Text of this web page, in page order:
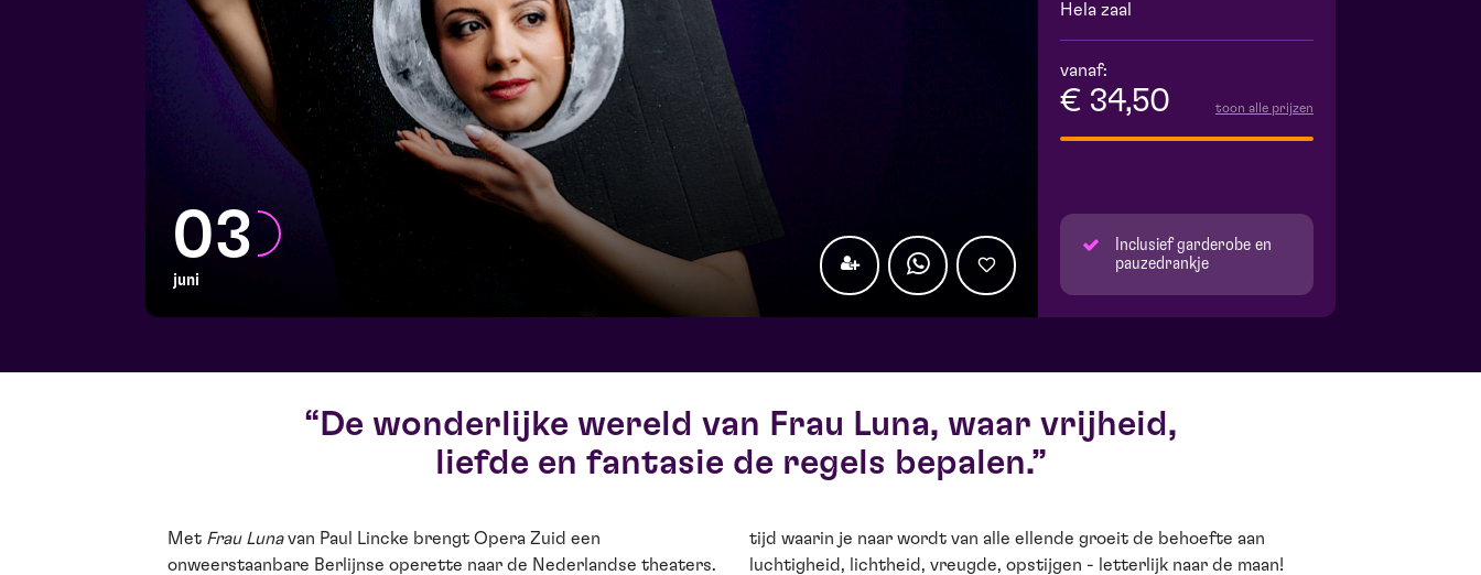
03
juni
Hela zaal
vanaf:
€ 34,50 toon alle prijzen
Inclusief garderobe en
pauzedrankje
De wonderlijke wereld van Frau Luna, waar vrijheid,
liefde en fantasie de regels bepalen.
Met Frau Lunavan Paul Lincke brengt Opera Zuid een
onweerstaanbare Berlijnse operette naar de Nederlandse theaters.
tijd waarin je naar wordt van alle ellende groeit de behoefte aan
luchtigheid, lichtheid, vreugde, opstijgen - letterlijk naar de maan!